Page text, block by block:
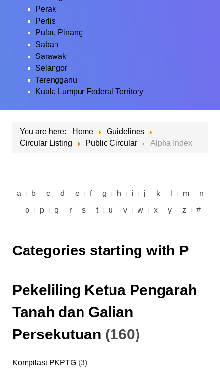
Perak
Perlis
Pulau Pinang
Sabah
Sarawak
Selangor
Terengganu
Kuala Lumpur Federal Territory
You are here: Home
Guidelines
Circular Listing
Public Circular Alpha Index
a b c d e f g h i j k m
n
o
p q r s t u v w x y z #
Categories starting with P
Pekeliling Ketua Pengarah
Tanah dan Galian
Persekutuan (160)
Kompilasi PKPTG (3)